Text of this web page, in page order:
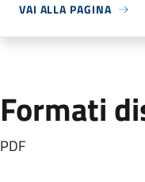
VAI ALLA PAGINA
Formati
PDF